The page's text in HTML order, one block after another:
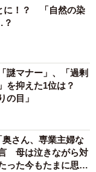
に！？ 「自然の染
謎マナー」、「過剰
を抑えた1位は？
の目」
さん、専業主婦な
母は泣きながら対
った今もたまに思い